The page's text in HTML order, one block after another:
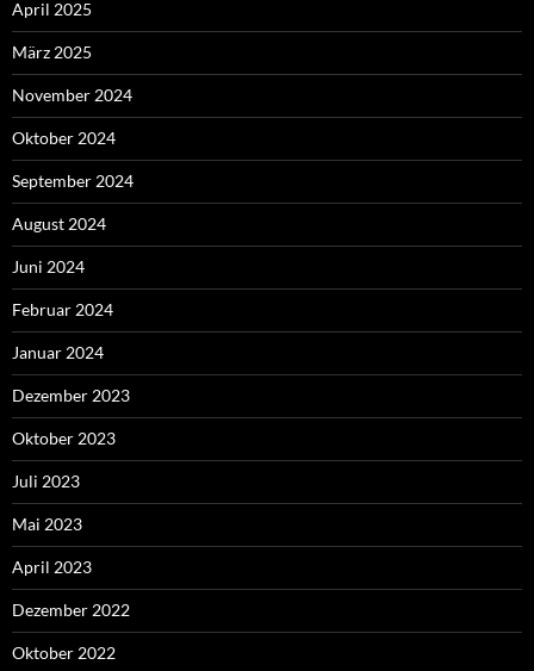
April 2025
März 2025
November 2024
Oktober 2024
September 2024
August 2024
Juni 2024
Februar 2024
Januar 2024
Dezember 2023
Oktober 2023
Juli 2023
Mai 2023
April 2023
Dezember 2022
Oktober 2022